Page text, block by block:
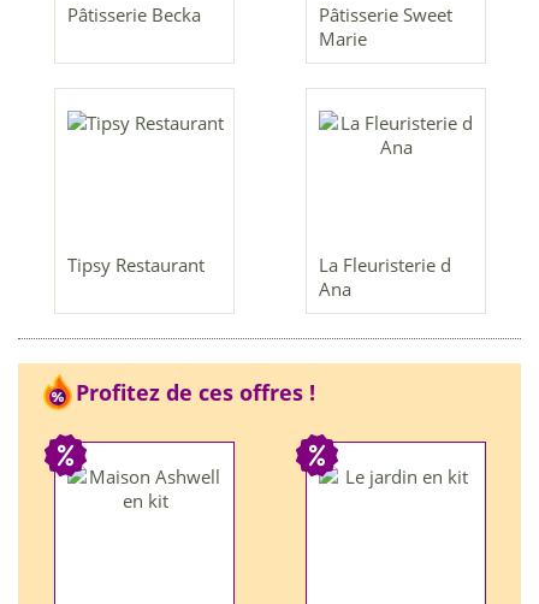
Pâtisserie Becka
Pâtisserie Sweet
Marie
Tipsy Restaurant
La Fleuristerie d
Ana
Profitez de ces offres !